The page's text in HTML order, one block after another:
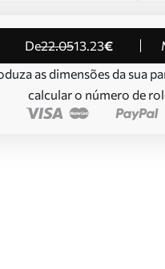
de22.0513.23€
as dimensões da sua
calcular o número de